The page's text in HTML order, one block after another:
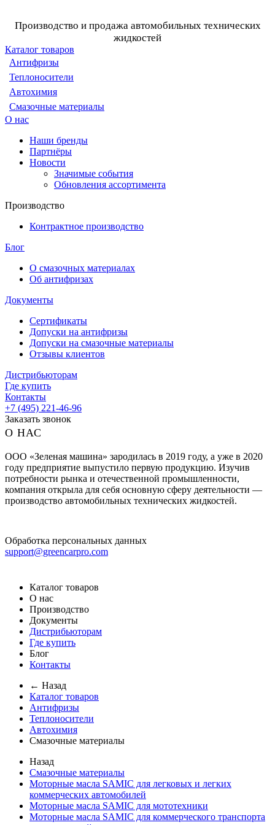
Производство и продажа автомобильных технических
жидкостей
Каталог товаров
Антифризы
Теплоносители
Автохимия
Смазочные материалы
О нас
Наши бренды
Партнёры
Новости
Значимые события
Обновления ассортимента
Производство
Контрактное производство
Блог
О смазочных материалах
Об антифризах
Документы
Сертификаты
Допуски на антифризы
Допуски на смазочные материалы
Отзывы клиентов
Дистрибьюторам
Где купить
Контакты
+7 (495) 221-46-96
Заказать звонок
О НАС
ООО «Зеленая машина» зародилась в 2019 году, а уже в 2020
году предприятие выпустило первую продукцию. Изучив
потребности рынка и отечественной промышленности,
компания открыла для себя основную сферу деятельности —
производство автомобильных технических жидкостей.
Обработка персональных данных
support@greencarpro.com
Каталог товаров
О нас
Производство
Документы
Дистрибьюторам
Где купить
Блог
Контакты
← Назад
Каталог товаров
Антифризы
Теплоносители
Автохимия
Смазочные материалы
Назад
Смазочные материалы
Моторные масла SAMIC для легковых и легких
коммерческих автомобилей
Моторные масла SAMIC для мототехники
Моторные масла SAMIC для коммерческого транспорта